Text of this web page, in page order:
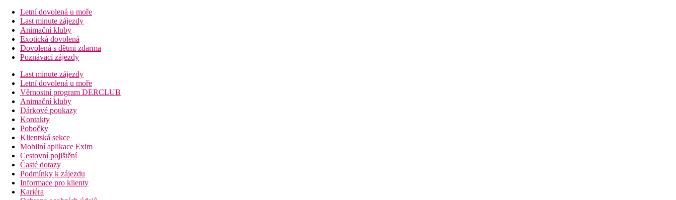
Letní dovolená u moře
Last minute zájezdy
Animační kluby
Exotická dovolená
Dovolená s dětmi zdarma
Poznávací zájezdy
Last minute zájezdy
Letní dovolená u moře
Věrnostní program DERCLUB
Animační kluby
Dárkové poukazy
Kontakty
Pobočky
Klientská sekce
Mobilní aplikace Exim
Cestovní pojištění
Časté dotazy
Podmínky k zájezdu
Informace pro klienty
Kariéra